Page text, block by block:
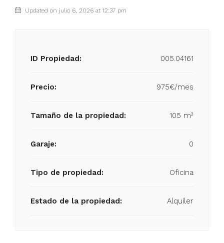
Updated on julio 6, 2026 at 12:37 pm
ID Propiedad: 005.04161
Precio: 975€/mes
Tamaño de la propiedad: 105 m²
Garaje: 0
Tipo de propiedad: Oficina
Estado de la propiedad: Alquiler